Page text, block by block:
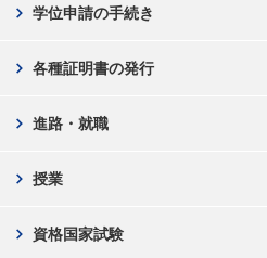
学位申請の手続き
chevron_right
各種証明書の発行
chevron_right
進路・就職
chevron_right
授業
chevron_right
資格国家試験
chevron_right